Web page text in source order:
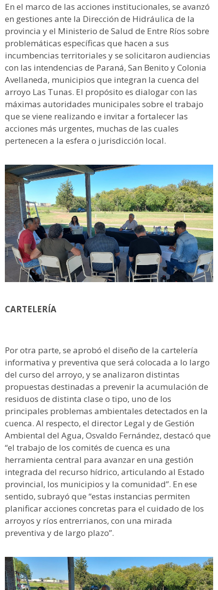
En el marco de las acciones institucionales, se avanzó
en gestiones ante la Dirección de Hidráulica de la
provincia y el Ministerio de Salud de Entre Ríos sobre
problemáticas específicas que hacen a sus
incumbencias territoriales y se solicitaron audiencias
con las intendencias de Paraná, San Benito y Colonia
Avellaneda, municipios que integran la cuenca del
arroyo Las Tunas. El propósito es dialogar con las
máximas autoridades municipales sobre el trabajo
que se viene realizando e invitar a fortalecer las
acciones más urgentes, muchas de las cuales
pertenecen a la esfera o jurisdicción local.
CARTELERÍA
Por otra parte, se aprobó el diseño de la cartelería
informativa y preventiva que será colocada a lo largo
del curso del arroyo, y se analizaron distintas
propuestas destinadas a prevenir la acumulación de
residuos de distinta clase o tipo, uno de los
principales problemas ambientales detectados en la
cuenca. Al respecto, el director Legal y de Gestión
Ambiental del Agua, Osvaldo Fernández, destacó que
“el trabajo de los comités de cuenca es una
herramienta central para avanzar en una gestión
integrada del recurso hídrico, articulando al Estado
provincial, los municipios y la comunidad”. En ese
sentido, subrayó que “estas instancias permiten
planificar acciones concretas para el cuidado de los
arroyos y ríos entrerrianos, con una mirada
preventiva y de largo plazo”.